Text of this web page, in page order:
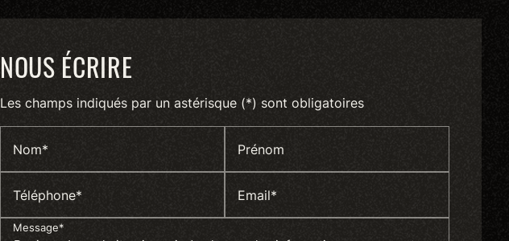
NOUS ÉCRIRE
Les champs indiqués par un astérisque (*) sont obligatoires
Nom* Prénom
Téléphone* Email*
Message*